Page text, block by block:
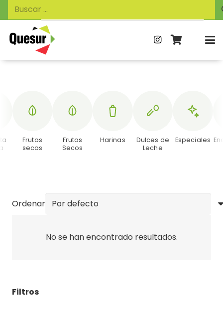
de
productos
Buscar:
Frutos
secos
Frutos
Secos
Harinas
Dulces de
Leche
Especiales
Filtros
Ordenar
No se han encontrado resultados.